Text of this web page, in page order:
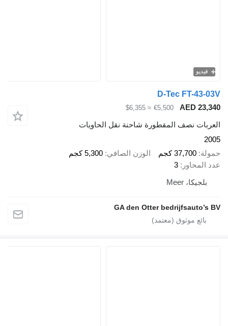
فيديو
D-Tec FT-43-
AED
€5,500
≈ $6,355
نصف المقطورة شاحنة نقل الحاويات
37,700 كجم الوزن الصافي 5,300 كجم
المحاور 3
بلجيكا، Meer
GA den Otter bedrijfsauto’s